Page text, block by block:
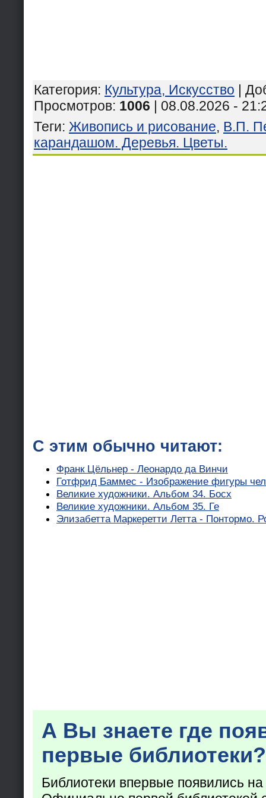
Категория: Культура, Искусство |
Просмотров: 1006 | 08.08.2026 -
Теги: Живопись и рисование, В.П.
карандашом. Деревья. Цветы.
С этим обычно читают:
Франк Цёльнер - Леонардо да Винчи
Готфрид Баммес - Изображение фигуры
Великие художники. Альбом 34. Босх
Великие художники. Альбом 35. Ге
Элизабетта Маркеретти Летта - Понтормо.
А Вы знаете где
первые библиотеки?
Библиотеки впервые появились